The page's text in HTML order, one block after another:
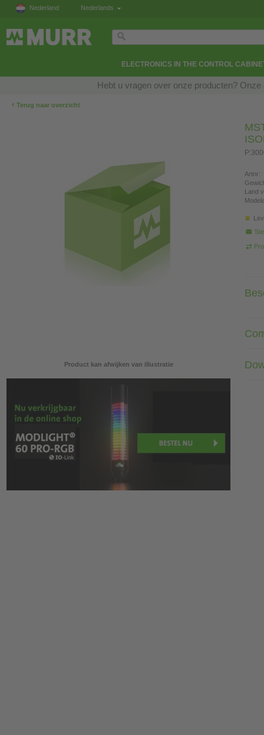
Nederland Nederlands
ELECTRONICS IN THE CONTROL
Hebt u vragen over onze producten?
‹ Terug naar overzicht
Product kan afwijken van illustratie
Artnr:
Land